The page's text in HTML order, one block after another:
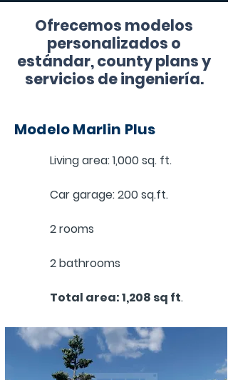
Ofrecemos modelos
personalizados o
estándar, county plans y
servicios de ingeniería.
Modelo Marlin Plus
Living area: 1,000 sq. ft.
Car garage: 200 sq.ft.
2 rooms
2 bathrooms
Total area: 1,208 sq ft.